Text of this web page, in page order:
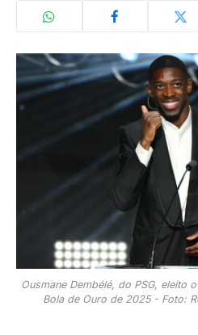
Ousmane Dembélé, do PSG, eleito
Bola de Ouro de 2025 - Foto: